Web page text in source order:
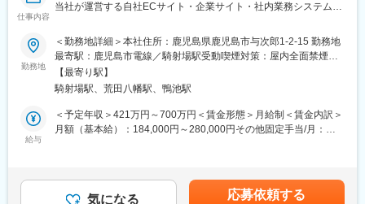
更なる事業展開の為、ここ10年では、エリア拡大に力を入れ、こ
針です。
変更の範囲：無
チームや個人の数値目標はございますが、ノルマは一切ございま
せん。
■ご入社後の育成フロー：
◎先輩社員が丁寧にサポート！
先輩社員のOJTや営業同行を通じて、営業業務の一連の流れやノ
ウハウなど学んで頂きます。
見たり、先輩社員と一緒に見積書作成を行いながら覚えたり、現
場で実際に商品を見ながらなど、学べる環境が沢山ございます。
仕事内容
当社が運営する自社ECサイト・企業サイト・社内業務システムの
当社では複数の自社Webサービスを内製で開発・運営しており、
エンジニアが中心となって日々の機能改修やサービス改善を進め
ています。
■詳細：
・自社ECサイト／Webサイトの機能開発・既存機能改修・運用保
守
・サイト横断での機能最適化や業務効率化の提案
<環境>
勤務地
＜勤務地詳細＞本社住所：鹿児島県鹿児島市与次郎1-2-15 勤務地
最寄駅：鹿児島市電線／騎射場駅受動喫煙対策：屋内全面禁煙変
更の範囲：会社の定める事業所（リモートワーク含む）
【最寄り駅】
騎射場駅、荒田八幡駅、鴨池駅
給与
＜予定年収＞421万円～700万円＜賃金形態＞月給制＜賃金内訳＞
月額（基本給）：184,000円～280,000円その他固定手当/月：
無＞有＜残業手当＞有＜給与補足＞・昇給年1回（1月）・賞与年
気になる 応募依頼する